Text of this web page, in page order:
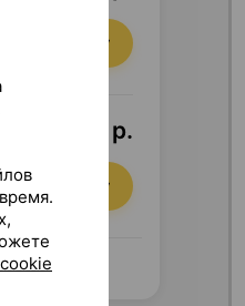
В корзину
— 23,12 р.
В корзину